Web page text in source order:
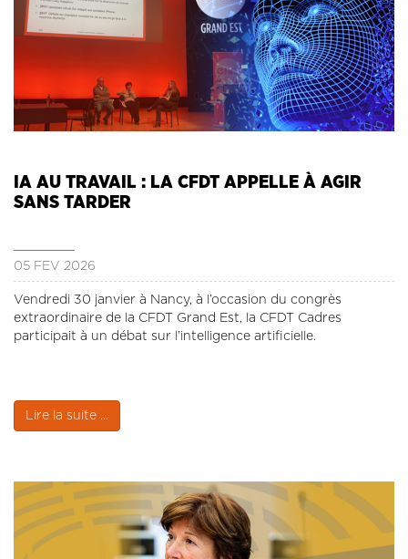
IA AU TRAVAIL : LA CFDT APPELLE À AGIR
SANS TARDER
05 FÉV 2026
Vendredi 30 janvier à Nancy, à l’occasion du congrès
extraordinaire de la CFDT Grand Est, la CFDT Cadres
participait à un débat sur l’intelligence artificielle.
Lire la suite ...